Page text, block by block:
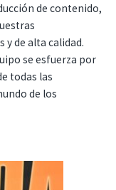
de contenido,
y de alta calidad.
se esfuerza por
todas las
de los